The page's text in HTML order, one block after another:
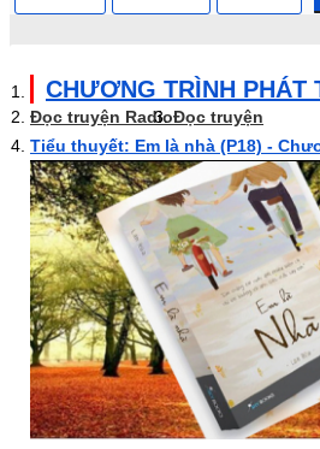
CHƯƠNG TRÌNH PHÁT
Đọc truyện RadioĐọc truyện
Tiểu thuyết: Em là nhà (P18) -